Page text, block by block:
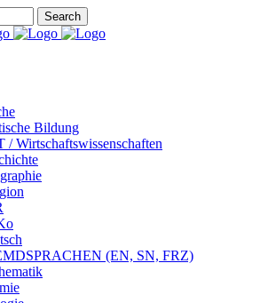
Bildung
/ Wirtschaftswissenschaften
(EN, SN, FRZ)